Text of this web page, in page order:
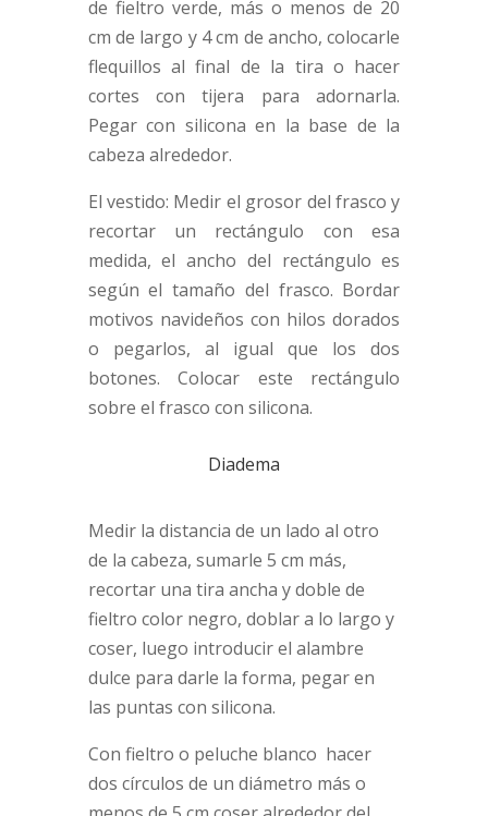
de fieltro verde, más o menos de 20
cm de largo y 4 cm de ancho, colocarle
flequillos al final de la tira o hacer
cortes con tijera para adornarla.
Pegar con silicona en la base de la
cabeza alrededor.
El vestido: Medir el grosor del frasco y
recortar un rectángulo con esa
medida, el ancho del rectángulo es
según el tamaño del frasco. Bordar
motivos navideños con hilos dorados
o pegarlos, al igual que los dos
botones. Colocar este rectángulo
sobre el frasco con silicona.
Diadema
Medir la distancia de un lado al otro
de la cabeza, sumarle 5 cm más,
recortar una tira ancha y doble de
fieltro color negro, doblar a lo largo y
coser, luego introducir el alambre
dulce para darle la forma, pegar en
las puntas con silicona.
Con fieltro o peluche blanco hacer
dos círculos de un diámetro más o